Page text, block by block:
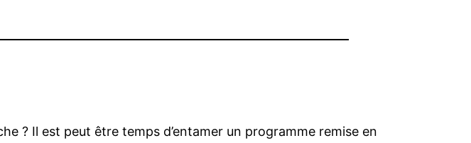
? Il est peut être temps d’entamer un programme remise en